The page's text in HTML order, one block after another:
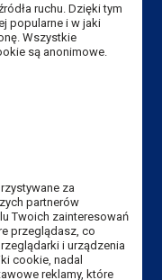
54
ruchu. Dzięki tym
popularne i w jaki
Wszystkie
są anonimowe.
za
partnerów
Twoich zainteresowań
przeglądasz, co
i urządzenia
cookie, nadal
reklamy, które